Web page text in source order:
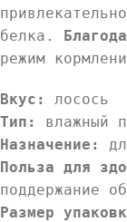
белка.
режим
Вкус:
лосось
Тип:
влажный
Назначение:
Польза для
поддержание
Размер